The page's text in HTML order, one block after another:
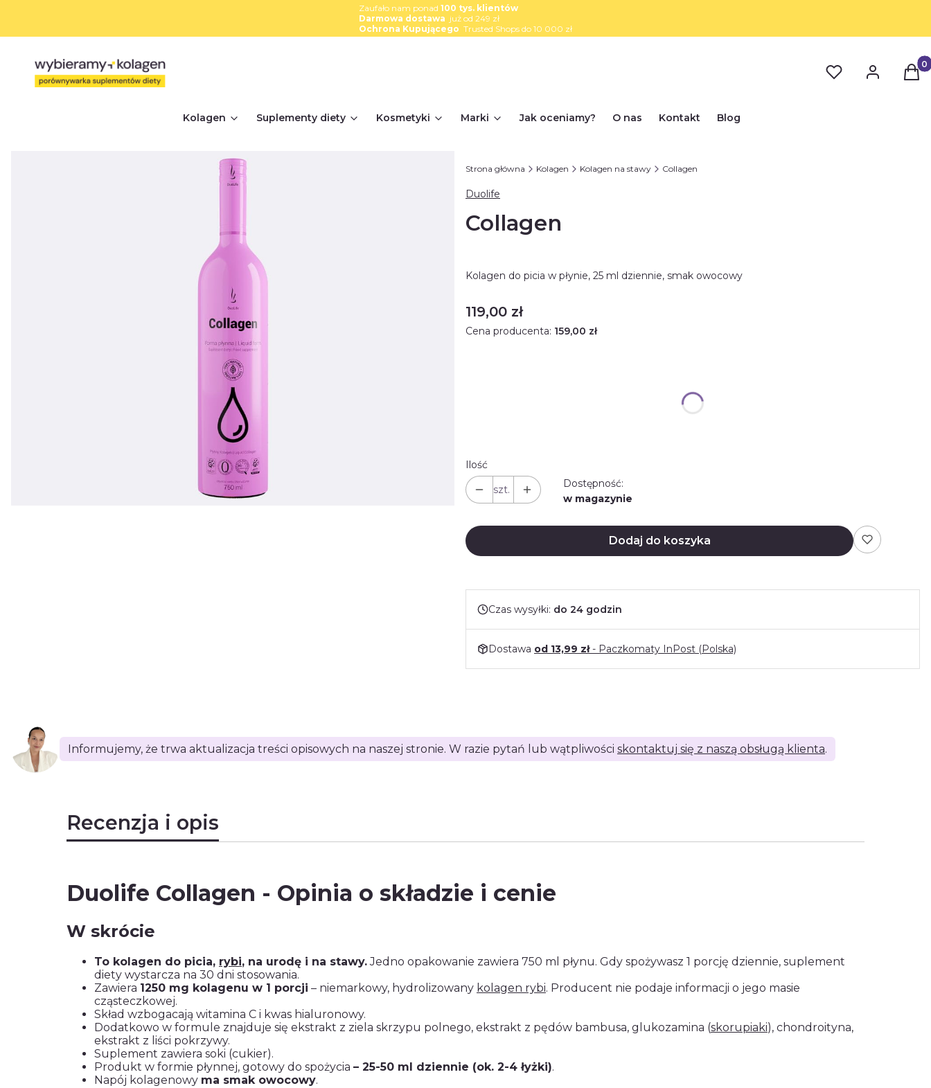
Zaufało nam ponad 100 tys. klientów
Darmowa dostawa już od 249 zł
Ochrona Kupującego Trusted Shops do 10 000 zł
Kolagen Suplementy diety Kosmetyki Marki Jak oceniamy? O nas Kontakt Blog
Strona główna Kolagen Kolagen na stawy Collagen
Duolife
Collagen
Kolagen do picia w płynie, 25 ml dziennie, smak owocowy
Cena
119,00 zł
Cena producenta: 159,00 zł
Ilość
szt.
Dostępność:
w magazynie
Dodaj do koszyka
Czas wysyłki: do 24 godzin
Dostawa od 13,99 zł- Paczkomaty InPost (Polska)
Informujemy, że trwa aktualizacja treści opisowych na naszej stronie. W razie pytań lub wątpliwości skontaktuj się z naszą obsługą klienta.
Recenzja i opis
Duolife Collagen - Opinia o składzie i cenie
W skrócie
To kolagen do picia, rybi, na urodę i na stawy.Jedno opakowanie zawiera 750 ml płynu. Gdy spożywasz 1 porcję dziennie, suplement
diety wystarcza na 30 dni stosowania.
Zawiera 1250 mg kolagenu w 1 porcji – niemarkowy, hydrolizowany kolagen rybi. Producent nie podaje informacji o jego masie
cząsteczkowej.
Skład wzbogacają witamina C i kwas hialuronowy.
Dodatkowo w formule znajduje się ekstrakt z ziela skrzypu polnego, ekstrakt z pędów bambusa, glukozamina (skorupiaki), chondroityna,
ekstrakt z liści pokrzywy.
Suplement zawiera soki (cukier).
Produkt w formie płynnej, gotowy do spożycia – 25-50 ml dziennie (ok. 2-4 łyżki).
Napój kolagenowy ma smak owocowy.